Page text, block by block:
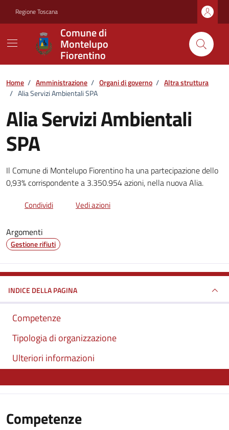
Regione Toscana
Comune di
Montelupo
Fiorentino
Home / Amministrazione / Organi di governo / Altra struttura
/ Alia Servizi Ambientali SPA
Alia Servizi Ambientali
SPA
Il Comune di Montelupo Fiorentino ha una partecipazione dello
0,93% corrispondente a 3.350.954 azioni, nella nuova Alia.
Condividi Vedi azioni
Argomenti
Gestione rifiuti
INDICE DELLA PAGINA
Competenze
Tipologia di organizzazione
Ulteriori informazioni
Competenze